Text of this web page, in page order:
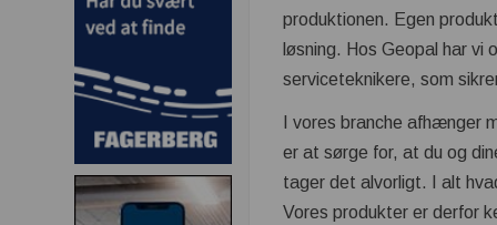
produktionen. Egen
løsning. Hos Geopal har
serviceteknikere, som
I vores branche afhænger
er at sørge for, at du og
tager det alvorligt. I alt
Vores produkter er derfor